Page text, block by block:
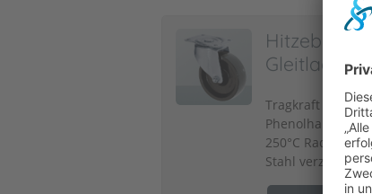
Tragkraft bis
250°C Rad-
Stahl verzinkt,